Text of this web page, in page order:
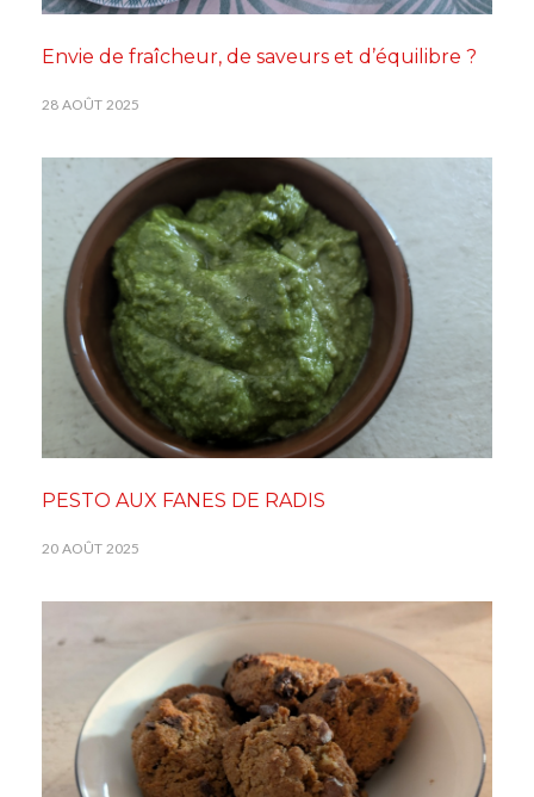
Envie de fraîcheur, de saveurs et d’équilibre ?
28 AOÛT 2025
PESTO AUX FANES DE RADIS
20 AOÛT 2025